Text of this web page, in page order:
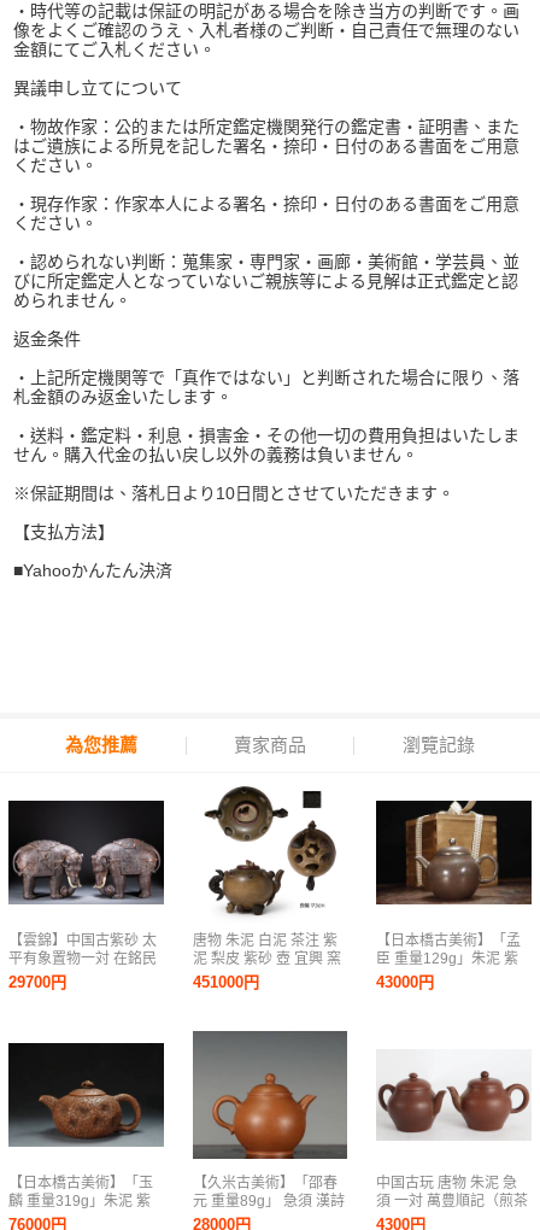
・時代等の記載は保証の明記がある場合を除き当方の判断です。画
像をよくご確認のうえ、入札者様のご判断・自己責任で無理のない
金額にてご入札ください。
異議申し立てについて
・物故作家：公的または所定鑑定機関発行の鑑定書・証明書、また
はご遺族による所見を記した署名・捺印・日付のある書面をご用意
ください。
・現存作家：作家本人による署名・捺印・日付のある書面をご用意
ください。
・認められない判断：蒐集家・専門家・画廊・美術館・学芸員、並
びに所定鑑定人となっていないご親族等による見解は正式鑑定と認
められません。
返金条件
・上記所定機関等で「真作ではない」と判断された場合に限り、落
札金額のみ返金いたします。
・送料・鑑定料・利息・損害金・その他一切の費用負担はいたしま
せん。購入代金の払い戻し以外の義務は負いません。
※保証期間は、落札日より10日間とさせていただきます。
【支払方法】
■Yahooかんたん決済
為您推薦 賣家商品 瀏覽記錄
【雲錦】中国古紫砂 太
平有象置物一対 在銘民
国陶塑 清末民国名家造
吉祥開運古美術コレク
29700円
【日本橋古美術】「玉
麟 重量319g」朱泥 紫
砂 壺 宜興 紫砂 壷 茶壺
76000円
唐物 朱泥 白泥 茶注 紫
泥 梨皮 紫砂 壺 宜興 窯
孟臣 紫砂 壷 急須 水注
煎茶 道具 中国古玩 大
㎝
451000円
【久米古美術】「邵春
元 重量89g」 急須 漢詩
紫砂壺 紫砂壷 紫泥 茶
28000円
【日本橋古美術】「孟
臣 重量129g」朱泥 紫
砂 壺 宜興 紫砂 壷 茶壺
煎茶 急須 孟臣 紫泥 水
43000円
中国古玩 唐物 朱泥 急
須 一対 萬豊順記（煎茶
壷宜興紫砂）F780
4300円